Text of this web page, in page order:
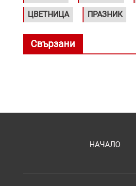
ЦВЕТНИЦА ПРАЗНИК
Свързани
НАЧАЛО